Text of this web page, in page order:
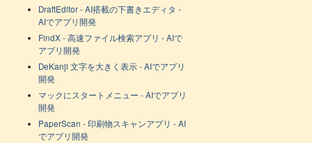
DraftEditor - AI搭載の下書きエディタ -
AIでアプリ開発
FindX - 高速ファイル検索アプリ - AIで
アプリ開発
DeKanji 文字を大きく表示 - AIでアプリ
開発
マックにスタートメニュー - AIでアプリ
開発
PaperScan - 印刷物スキャンアプリ - AI
でアプリ開発